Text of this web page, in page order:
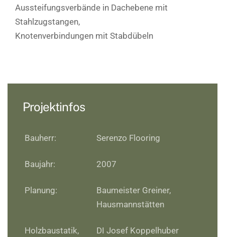
Aussteifungsverbände in Dachebene mit
Stahlzugstangen,
Knotenverbindungen mit Stabdübeln
Projektinfos
Bauherr: Serenzo Flooring
Baujahr: 2007
Planung:
Baumeister Greiner,
Hausmannstätten
Holzbaustatik,
DI Josef Koppelhuber